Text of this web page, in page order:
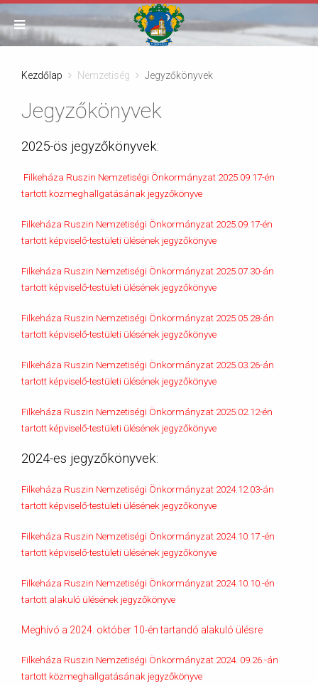
Kezdőlap Nemzetiség Jegyzőkönyvek
Jegyzőkönyvek
2025-ös jegyzőkönyvek:
Filkeháza Ruszin Nemzetiségi Önkormányzat 2025.09.17-én
tartott közmeghallgatásának jegyzőkönyve
Filkeháza Ruszin Nemzetiségi Önkormányzat 2025.09.17-én
tartott képviselő-testületi ülésének jegyzőkönyve
Filkeháza Ruszin Nemzetiségi Önkormányzat 2025.07.30-án
tartott képviselő-testületi ülésének jegyzőkönyve
Filkeháza Ruszin Nemzetiségi Önkormányzat 2025.05.28-án
tartott képviselő-testületi ülésének jegyzőkönyve
Filkeháza Ruszin Nemzetiségi Önkormányzat 2025.03.26-án
tartott képviselő-testületi ülésének jegyzőkönyve
Filkeháza Ruszin Nemzetiségi Önkormányzat 2025.02.12-én
tartott képviselő-testületi ülésének jegyzőkönyve
2024-es jegyzőkönyvek:
Filkeháza Ruszin Nemzetiségi Önkormányzat 2024.12.03-án
tartott képviselő-testületi ülésének jegyzőkönyve
Filkeháza Ruszin Nemzetiségi Önkormányzat 2024.10.17.-én
tartott képviselő-testületi ülésének jegyzőkönyve
Filkeháza Ruszin Nemzetiségi Önkormányzat 2024.10.10.-én
tartott alakuló ülésének jegyzőkönyve
Meghívó a 2024. október 10-én tartandó alakuló ülésre
Filkeháza Ruszin Nemzetiségi Önkormányzat 2024. 09.26.-án
tartott közmeghallgatásának jegyzőkönyve